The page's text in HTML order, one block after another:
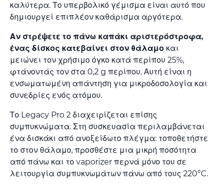
καλύτερα. Το υπερβολικό γέμισμα είναι αυτό που
δημιουργεί επιπλέον καθάρισμα αργότερα.
Αν στρέψετε το πάνω καπάκι αριστερόστροφα,
ένας δίσκος κατεβαίνει στον θάλαμο και
μειώνει τον χρήσιμο όγκο κατά περίπου 25%,
φτάνοντάς τον στα 0,2 g περίπου. Αυτή είναι η
ενσωματωμένη απάντηση για μικροδοσολογία και
συνεδρίες ενός ατόμου.
Το Legacy Pro 2 διαχειρίζεται επίσης
συμπυκνώματα. Στη συσκευασία περιλαμβάνεται
ένα δισκάκι από ανοξείδωτο πλέγμα: τοποθετήστε
το στον θάλαμο, προσθέστε μια μικρή ποσότητα
από πάνω και το vaporizer περνά μόνο του σε
λειτουργία συμπυκνωμάτων πάνω από τους 220°C.